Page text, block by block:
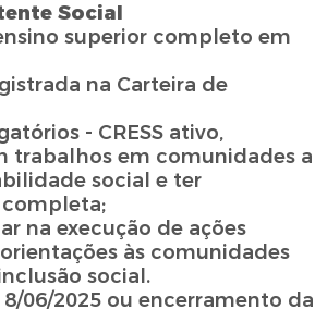
Social
superior completo em
na Carteira de
- CRESS ativo,
trabalhos em comunidades a
social e ter
na execução de ações
às comunidades
social.
06/2025 ou encerramento da